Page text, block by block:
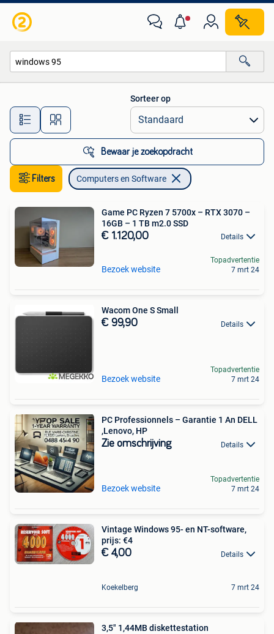
Alle afstanden…
Sorteer op
Bewaar je zoekopdracht
Filters Computers en Software
Game PC Ryzen 7 5700x – RTX 3070 –
16GB – 1 TB m2.0 SSD
€ 1.120,00 Details
Bezoek website
Topadvertentie
7 mrt 24
Wacom One S Small
€ 99,90 Details
Bezoek website
Topadvertentie
7 mrt 24
PC Professionnels – Garantie 1 An DELL
,Lenovo, HP
Zie omschrijving Details
Bezoek website
Topadvertentie
7 mrt 24
Vintage Windows 95- en NT-software,
prijs: €4
€ 4,00 Details
Koekelberg 7 mrt 24
3,5" 1,44MB diskettestation